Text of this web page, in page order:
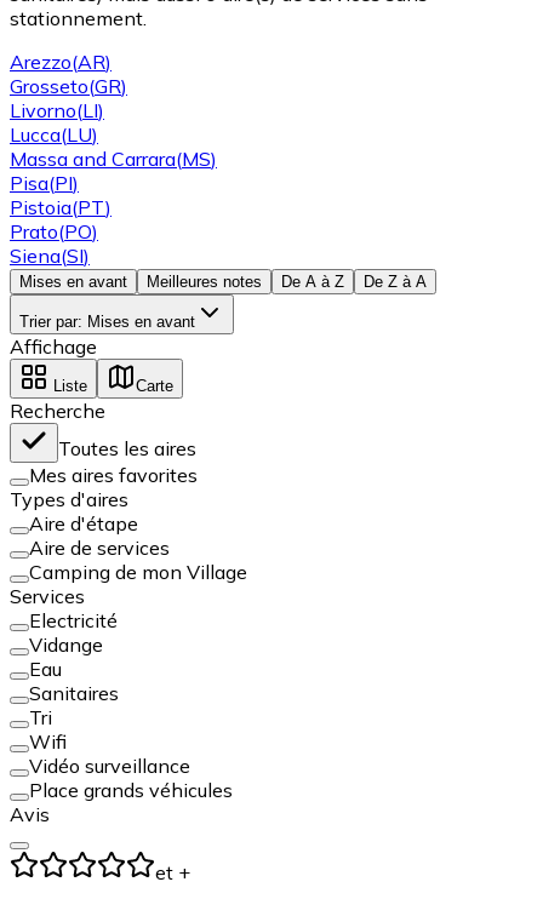
stationnement.
Arezzo(AR)
Grosseto(GR)
Livorno(LI)
Lucca(LU)
Massa and Carrara(MS)
Pisa(PI)
Pistoia(PT)
Prato(PO)
Siena(SI)
Mises en avant Meilleures notes De A à Z De Z à A
Trier par: Mises en avant
Affichage
Liste Carte
Recherche
Toutes les aires
Mes aires favorites
Types d'aires
Aire d'étape
Aire de services
Camping de mon Village
Services
Electricité
Vidange
Eau
Sanitaires
Tri
Wifi
Vidéo surveillance
Place grands véhicules
Avis
et +